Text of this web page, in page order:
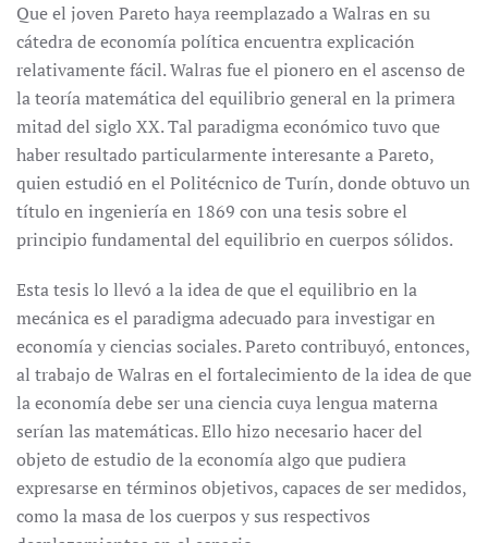
Que el joven Pareto haya reemplazado a Walras en su
cátedra de economía política encuentra explicación
relativamente fácil. Walras fue el pionero en el ascenso de
la teoría matemática del equilibrio general en la primera
mitad del siglo XX. Tal paradigma económico tuvo que
haber resultado particularmente interesante a Pareto,
quien estudió en el Politécnico de Turín, donde obtuvo un
título en ingeniería en 1869 con una tesis sobre el
principio fundamental del equilibrio en cuerpos sólidos.
Esta tesis lo llevó a la idea de que el equilibrio en la
mecánica es el paradigma adecuado para investigar en
economía y ciencias sociales. Pareto contribuyó, entonces,
al trabajo de Walras en el fortalecimiento de la idea de que
la economía debe ser una ciencia cuya lengua materna
serían las matemáticas. Ello hizo necesario hacer del
objeto de estudio de la economía algo que pudiera
expresarse en términos objetivos, capaces de ser medidos,
como la masa de los cuerpos y sus respectivos